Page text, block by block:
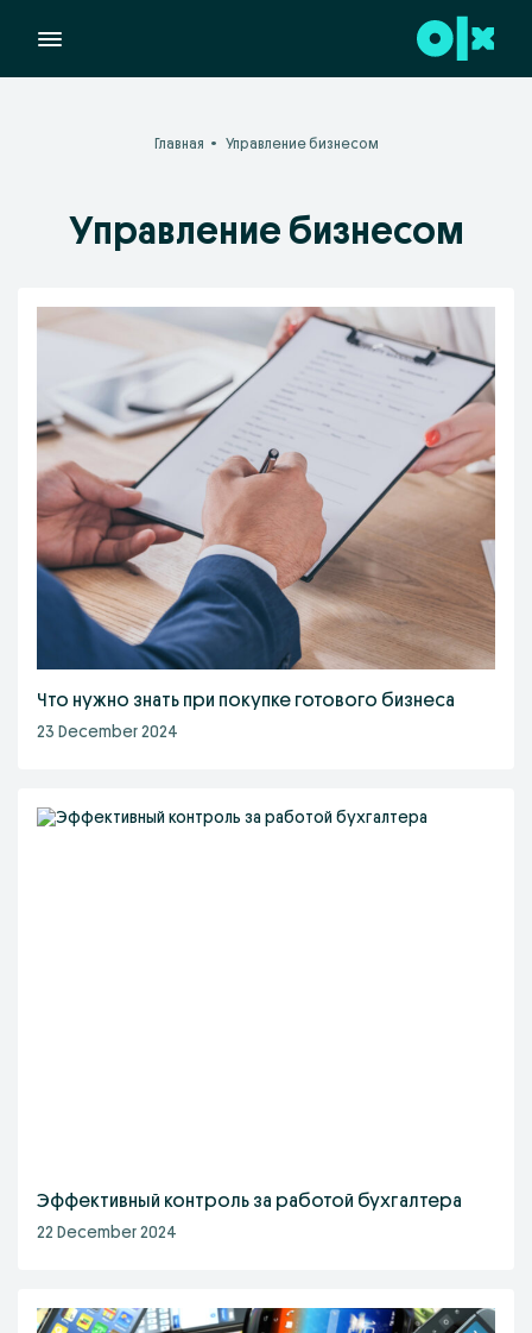
Главная Управление бизнесом
Управление бизнесом
Что нужно знать при покупке готового бизнеса
23 December 2024
Эффективный контроль за работой бухгалтера
22 December 2024